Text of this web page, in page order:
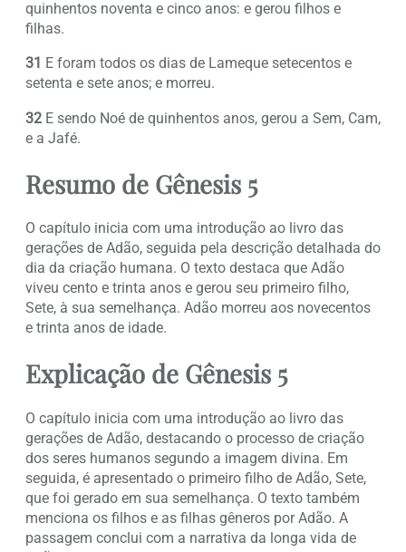
quinhentos noventa e cinco anos: e gerou filhos e
filhas.
31 E foram todos os dias de Lameque setecentos e
setenta e sete anos; e morreu.
32 E sendo Noé de quinhentos anos, gerou a Sem, Cam,
e a Jafé.
Resumo de Gênesis 5
O capítulo inicia com uma introdução ao livro das
gerações de Adão, seguida pela descrição detalhada do
dia da criação humana. O texto destaca que Adão
viveu cento e trinta anos e gerou seu primeiro filho,
Sete, à sua semelhança. Adão morreu aos novecentos
e trinta anos de idade.
Explicação de Gênesis 5
O capítulo inicia com uma introdução ao livro das
gerações de Adão, destacando o processo de criação
dos seres humanos segundo a imagem divina. Em
seguida, é apresentado o primeiro filho de Adão, Sete,
que foi gerado em sua semelhança. O texto também
menciona os filhos e as filhas gêneros por Adão. A
passagem conclui com a narrativa da longa vida de